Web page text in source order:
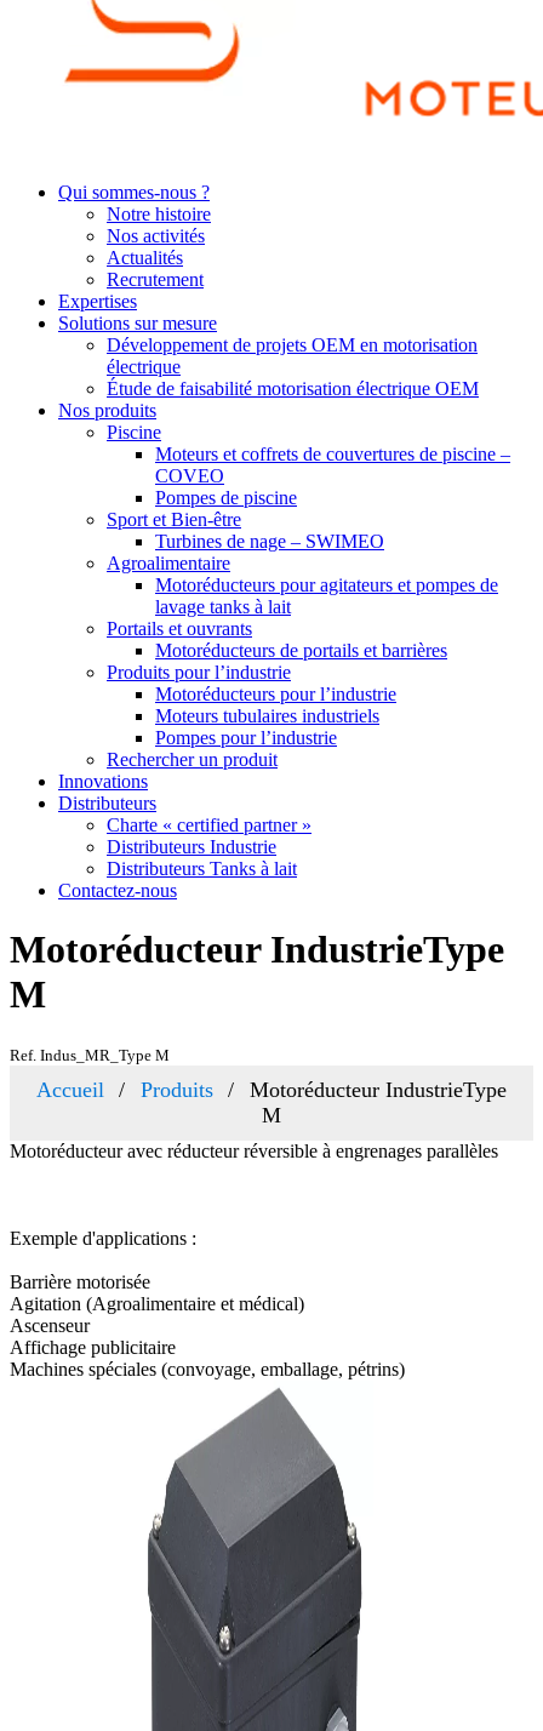
Qui sommes-nous ?
Notre histoire
Nos activités
Actualités
Recrutement
Expertises
Solutions sur mesure
Développement de projets OEM en motorisation
électrique
Étude de faisabilité motorisation électrique OEM
Nos produits
Piscine
Moteurs et coffrets de couvertures de piscine –
COVEO
Pompes de piscine
Sport et Bien-être
Turbines de nage – SWIMEO
Agroalimentaire
Motoréducteurs pour agitateurs et pompes de
lavage tanks à lait
Portails et ouvrants
Motoréducteurs de portails et barrières
Produits pour l’industrie
Motoréducteurs pour l’industrie
Moteurs tubulaires industriels
Pompes pour l’industrie
Rechercher un produit
Innovations
Distributeurs
Charte « certified partner »
Distributeurs Industrie
Distributeurs Tanks à lait
Contactez-nous
Motoréducteur IndustrieType
M
Ref. Indus_MR_Type M
Accueil Produits
Motoréducteur IndustrieType
M
Motoréducteur avec réducteur réversible à engrenages parallèles
Exemple d'applications :
Barrière motorisée
Agitation (Agroalimentaire et médical)
Ascenseur
Affichage publicitaire
Machines spéciales (convoyage, emballage, pétrins)